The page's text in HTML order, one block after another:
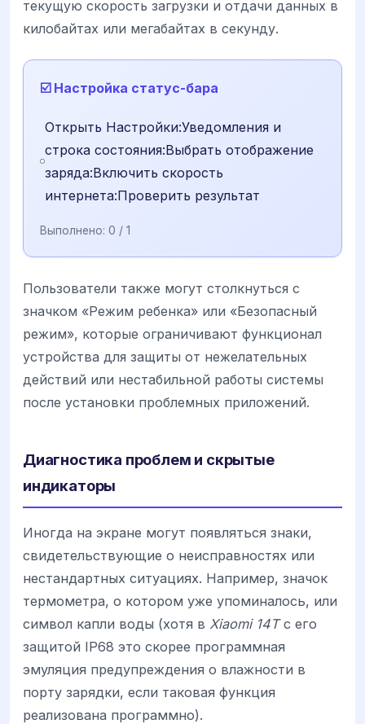
текущую скорость загрузки и отдачи данных в
килобайтах или мегабайтах в секунду.
☑️ Настройка статус-бара
Открыть Настройки:Уведомления и
строка состояния:Выбрать отображение
заряда:Включить скорость
интернета:Проверить результат
Выполнено: 0 / 1
Пользователи также могут столкнуться с
значком «Режим ребенка» или «Безопасный
режим», которые ограничивают функционал
устройства для защиты от нежелательных
действий или нестабильной работы системы
после установки проблемных приложений.
Диагностика проблем и скрытые
индикаторы
Иногда на экране могут появляться знаки,
свидетельствующие о неисправностях или
нестандартных ситуациях. Например, значок
термометра, о котором уже упоминалось, или
символ капли воды (хотя в Xiaomi 14Tс его
защитой IP68 это скорее программная
эмуляция предупреждения о влажности в
порту зарядки, если таковая функция
реализована программно).